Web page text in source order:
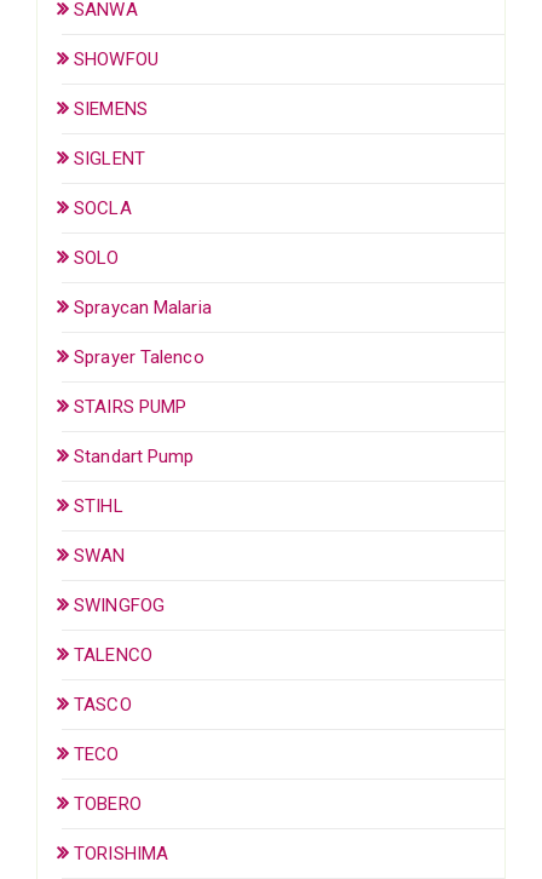
SANWA
SHOWFOU
SIEMENS
SIGLENT
SOCLA
SOLO
Spraycan Malaria
Sprayer Talenco
STAIRS PUMP
Standart Pump
STIHL
SWAN
SWINGFOG
TALENCO
TASCO
TECO
TOBERO
TORISHIMA